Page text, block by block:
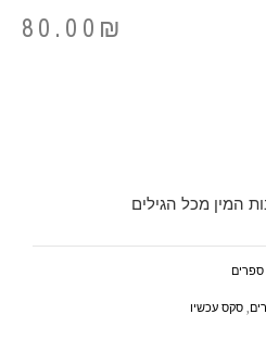
80.00 ₪
המין מכל הגילים
ספרים
, סקס עכשיו